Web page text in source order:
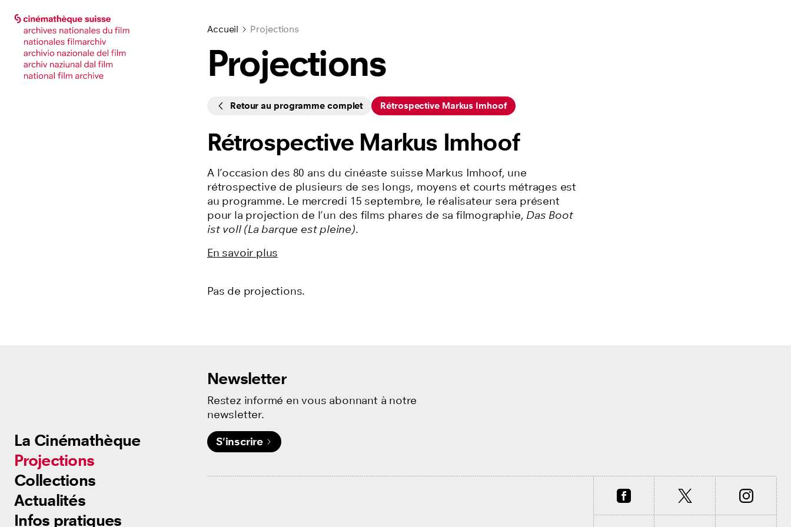
Accéder à la page principale
La Cinémathèque
Projections
Collections
Actualités
Infos pratiques
Accéder à la page principale
La Cinémathèque
Projections
Collections
Actualités
Infos pratiques
Accueil Projections
Projections
CyclesRetour au programme complet Rétrospective Markus Imhoof
Rétrospective Markus Imhoof
A l’occasion des 80 ans du cinéaste suisse Markus Imhoof, une
rétrospective de plusieurs de ses longs, moyens et courts métrages est
au programme. Le mercredi 15 septembre, le réalisateur sera présent
pour la projection de l’un des films phares de sa filmographie, Das Boot
ist voll (La barque est pleine).
En savoir plus
Pas de projections.
Newsletter
Restez informé en vous abonnant à notre
newsletter.
S'inscrire